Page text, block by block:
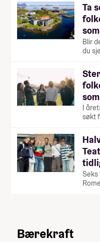
Ta
Blir
du
I
søkt
Bærekraft